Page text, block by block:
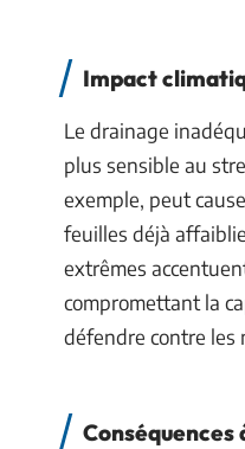
Impact
Le drainage
plus sensible au
exemple, peut
feuilles déjà
extrêmes
compromettant la
défendre contre les